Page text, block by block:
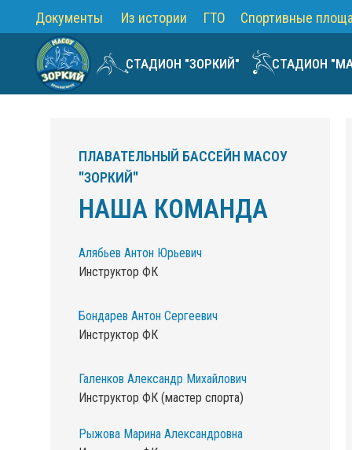
СТАДИОН "ЗОРКИЙ" СТАДИОН
Документы Из истории ГТО Спортивные
НАША КОМАНДА
ПЛАВАТЕЛЬНЫЙ БАССЕЙН МАСОУ
"ЗОРКИЙ"
Алябьев Антон Юрьевич
Инструктор ФК
Бондарев Антон Сергеевич
Инструктор ФК
Галенков Александр Михайлович
Инструктор ФК (мастер спорта)
Рыжова Марина Александровна